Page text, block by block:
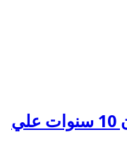
الفنيون العرب للعوازل عزل فوم بجميع المملكة لدينا افضل العوازل للفوم عزل فوم كويتي ضمان 10 سنوات علي